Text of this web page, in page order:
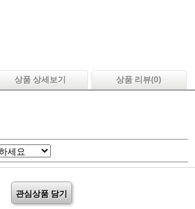
상품 상세보기 상품 리뷰(0)
관심상품 담기